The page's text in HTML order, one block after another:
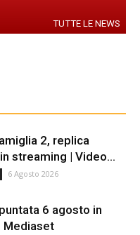
TUTTE LE NEWS
2, replica
streaming | Video...
6 Agosto 2026
6 agosto in
Mediaset